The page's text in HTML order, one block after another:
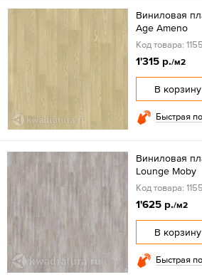
Виниловая
Age Ameno
Код товара:
1'315 р./м2
В корзину
Быстрая
Виниловая
Lounge Moby
Код товара:
1'625 р./м2
В корзину
Быстрая